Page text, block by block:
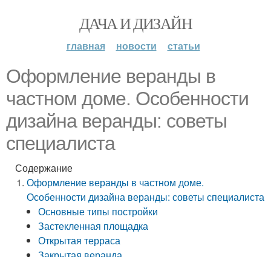
ДАЧА И ДИЗАЙН
главная новости статьи
Оформление веранды в
частном доме. Особенности
дизайна веранды: советы
специалиста
Содержание
Оформление веранды в частном доме.
Особенности дизайна веранды: советы специалиста
Основные типы постройки
Застекленная площадка
Открытая терраса